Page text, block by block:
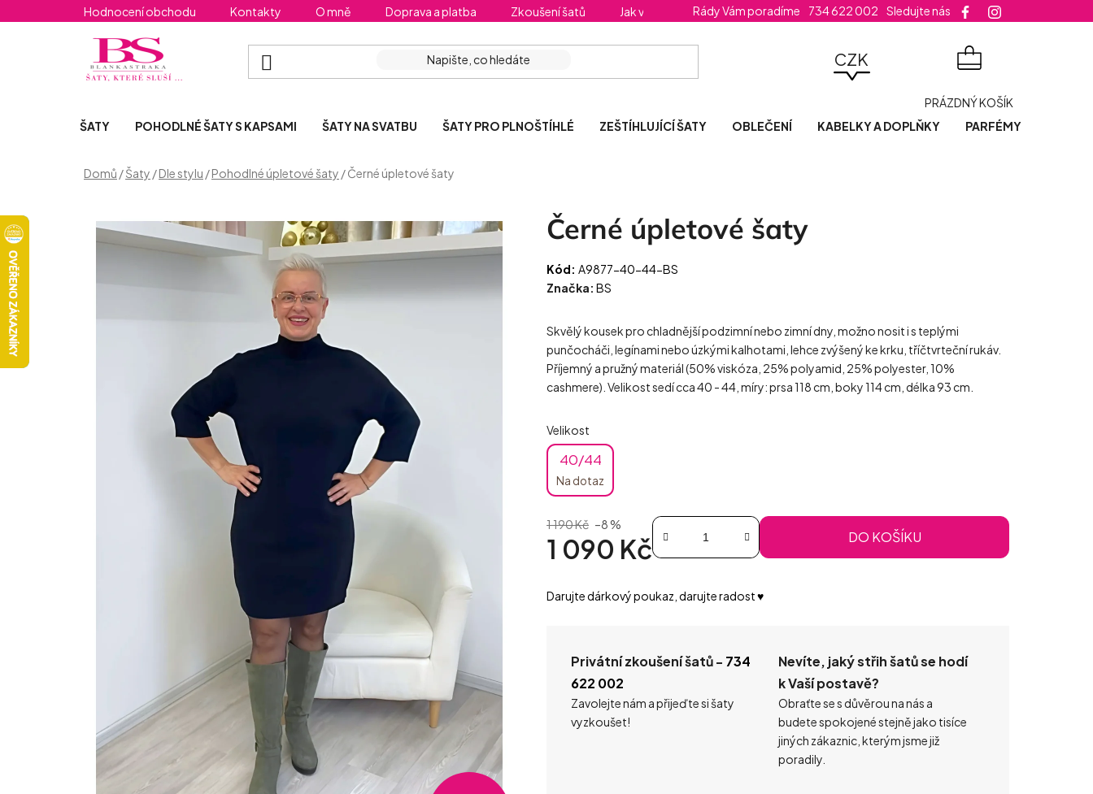
na
Hodnocení obchodu Kontakty O mně Doprava a platba Zkoušení šatů Jak vybrat správnou velikost šatů
Rády Vám poradíme 734 622 002 Sledujte nás
CZK
KOŠÍK
PRÁZDNÝ KOŠÍK
ŠATY
POHODLNÉ ŠATY S KAPSAMI ŠATY NA SVATBU ŠATY PRO PLNOŠTÍHLÉ ZEŠTÍHLUJÍCÍ ŠATY OBLEČENÍ KABELKY A DOPLŇKY PARFÉMY
Domů /Šaty /Dle stylu /Pohodlné úpletové šaty /Černé úpletové šaty
Černé úpletové šaty
Kód: A9877-40-44-BS
Značka: BS
Skvělý kousek pro chladnější podzimní nebo zimní dny, možno nosit i s teplými
punčocháči, legínami nebo úzkými kalhotami, lehce zvýšený ke krku, tříčtvrteční rukáv.
Příjemný a pružný materiál (50% viskóza, 25% polyamid, 25% polyester, 10%
cashmere). Velikost sedí cca 40 - 44, míry: prsa 118 cm, boky 114 cm, délka 93 cm.
Velikost
40/44
Na dotaz
1 190 Kč –8 %
1 090 Kč DO KOŠÍKU
Darujte dárkový poukaz, darujte radost ♥️
Privátní zkoušení šatů - 734
622 002
Zavolejte nám a přijeďte si šaty
vyzkoušet!
Nevíte, jaký střih šatů se hodí
k Vaší postavě?
Obraťte se s důvěrou na nás a
budete spokojené stejně jako tisíce
jiných zákaznic, kterým jsme již
poradily.